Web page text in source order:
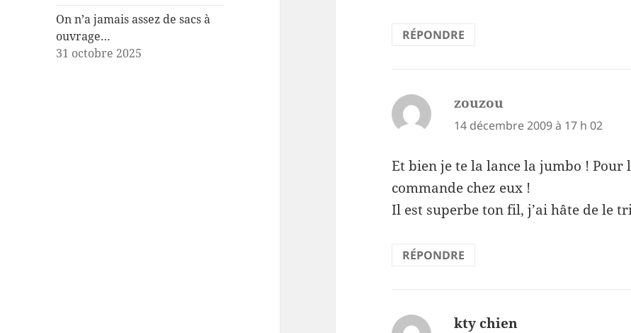
On n’a jamais assez de sacs à
ouvrage…
31 octobre 2025
RÉPONDRE
zouzou
14 décembre 2009 à 17 h 02
Et bien je te la lance la jumbo ! Pour
commande chez eux !
Il est superbe ton fil, j’ai hâte de le
RÉPONDRE
kty chien